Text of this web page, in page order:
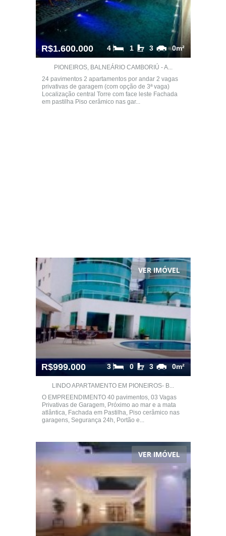
R$1.600.000 0m²
3
1
4
PIONEIROS, BALNEÁRIO CAMBORIÚ - A...
24 pavimentos 2 apartamentos por andar 2 vagas
privativas de garagem (com opção de 3ª vaga)
Localização central Torre com face leste Fachada
em pastilha Piso cerâmico nas gar...
VER IMÓVEL
R$999.000 0m²
3
0
3
LINDO APARTAMENTO EM PIONEIROS- B...
O EMPREENDIMENTO 40 pavimentos, 03 Vagas
Privativas de Garagem, Próximo ao mar e a mata
atlântica, Fachada em Pastilha, Piso cerâmico nas
garagens, Segurança 24h, Portão e...
VER IMÓVEL